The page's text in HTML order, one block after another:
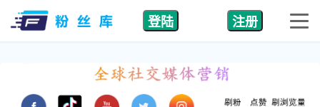
登陆 注册